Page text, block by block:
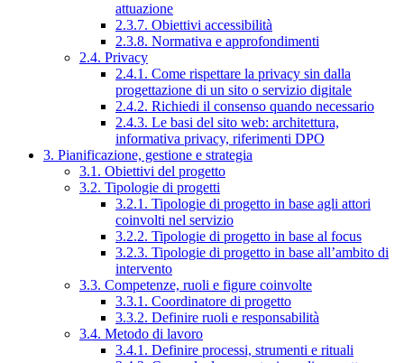
attuazione
2.3.7. Obiettivi accessibilità
2.3.8. Normativa e approfondimenti
2.4. Privacy
2.4.1. Come rispettare la privacy sin dalla
progettazione di un sito o servizio digitale
2.4.2. Richiedi il consenso quando necessario
2.4.3. Le basi del sito web: architettura,
informativa privacy, riferimenti DPO
3. Pianificazione, gestione e strategia
3.1. Obiettivi del progetto
3.2. Tipologie di progetti
3.2.1. Tipologie di progetto in base agli attori
coinvolti nel servizio
3.2.2. Tipologie di progetto in base al focus
3.2.3. Tipologie di progetto in base all’ambito di
intervento
3.3. Competenze, ruoli e figure coinvolte
3.3.1. Coordinatore di progetto
3.3.2. Definire ruoli e responsabilità
3.4. Metodo di lavoro
3.4.1. Definire processi, strumenti e rituali